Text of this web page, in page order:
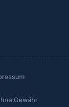
Gewähr